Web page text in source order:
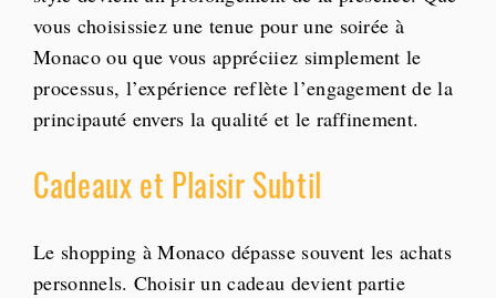
vous choisissiez une tenue pour une soirée à
Monaco ou que vous appréciiez simplement le
processus, l’expérience reflète l’engagement de la
principauté envers la qualité et le raffinement.
Cadeaux et Plaisir Subtil
Le shopping à Monaco dépasse souvent les achats
personnels. Choisir un cadeau devient partie